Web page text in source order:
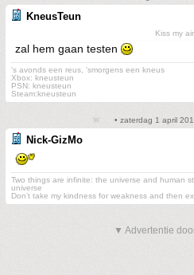
KneusTeun
Kiss my
zal hem gaan testen
's avonds een reus, 'smorgens een kneus
Xbox: kneusteun
PSN: kneusteun
Steam:kneusteun
• zaterdag 1 april
Nick-GizMo
Two things are infinite: the universe and human
universe
Don’t take my kindness for weakness and then
▼ Advertentie